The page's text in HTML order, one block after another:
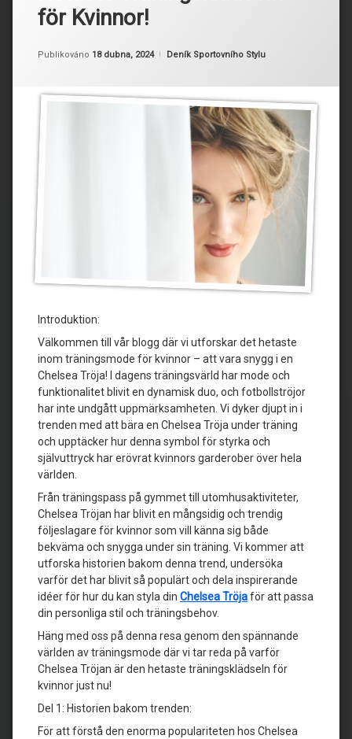
för Kvinnor!
Publikováno 18 dubna, 2024
Aktualizováno 18 dubna, 2024
Od Ruby
Kategorie:
Deník Sportovního Stylu
Introduktion:
Välkommen till vår blogg där vi utforskar det hetaste
inom träningsmode för kvinnor – att vara snygg i en
Chelsea Tröja! I dagens träningsvärld har mode och
funktionalitet blivit en dynamisk duo, och fotbollströjor
har inte undgått uppmärksamheten. Vi dyker djupt in i
trenden med att bära en Chelsea Tröja under träning
och upptäcker hur denna symbol för styrka och
självuttryck har erövrat kvinnors garderober över hela
världen.
Från träningspass på gymmet till utomhusaktiviteter,
Chelsea Tröjan har blivit en mångsidig och trendig
följeslagare för kvinnor som vill känna sig både
bekväma och snygga under sin träning. Vi kommer att
utforska historien bakom denna trend, undersöka
varför det har blivit så populärt och dela inspirerande
idéer för hur du kan styla din Chelsea Tröjaför att passa
din personliga stil och träningsbehov.
Häng med oss på denna resa genom den spännande
världen av träningsmode där vi tar reda på varför
Chelsea Tröjan är den hetaste träningsklädseln för
kvinnor just nu!
Del 1: Historien bakom trenden:
För att förstå den enorma populariteten hos Chelsea